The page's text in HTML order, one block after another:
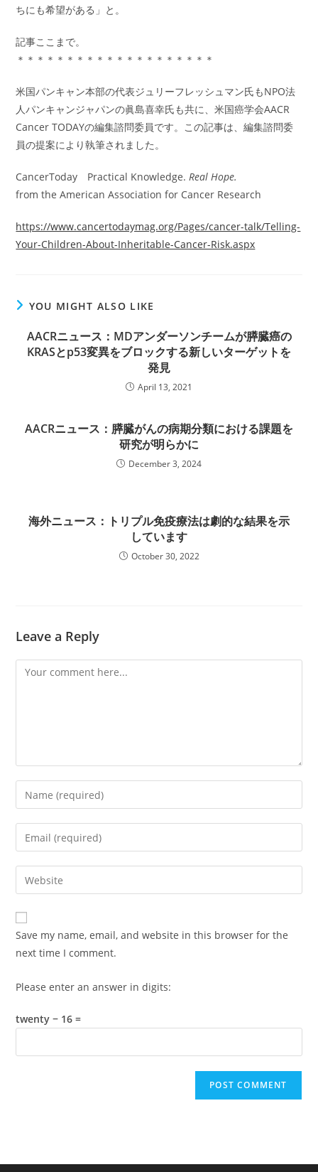
ちにも希望がある」と。
記事ここまで。
＊＊＊＊＊＊＊＊＊＊＊＊＊＊＊＊＊＊＊＊
米国パンキャン本部の代表ジュリーフレッシュマン氏もNPO法
人パンキャンジャパンの眞島喜幸氏も共に、米国癌学会AACR
Cancer TODAYの編集諮問委員です。この記事は、編集諮問委
員の提案により執筆されました。
CancerToday Practical Knowledge.Real Hope.
from the American Association for Cancer Research
https://www.cancertodaymag.org/Pages/cancer-talk/Telling-
Your-Children-About-Inheritable-Cancer-Risk.aspx
YOU MIGHT ALSO LIKE
AACRニュース：MDアンダーソンチームが膵臓癌の
KRASとp53変異をブロックする新しいターゲットを
発見
April 13, 2021
AACRニュース：膵臓がんの病期分類における課題を
研究が明らかに
December 3, 2024
海外ニュース：トリプル免疫療法は劇的な結果を示
しています
October 30, 2022
Leave a Reply
Comment
Enter
your
name
comment
Enter
your
email
address
comment
Enter
your
website
URL
(optional)
Save my name, email, and website in this browser for the
next time I comment.
Please enter an answer in digits:
twenty − 16 =